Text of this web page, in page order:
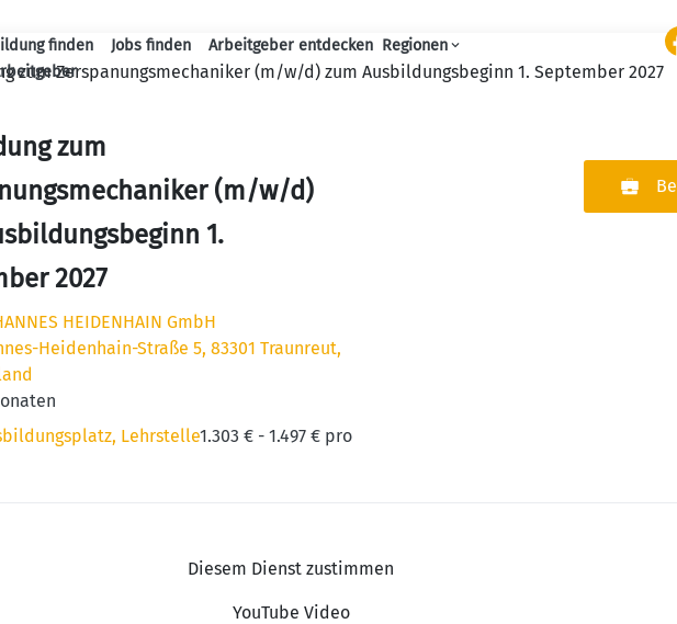
Haupt-Navigation
finden Jobs finden Arbeitgeber entdecken Regionen
zum Zerspanungsmechaniker (m/w/d) zum Ausbildungsbeginn 1. September 2027
zum
(m/w/d)
1.
2027
HEIDENHAIN GmbH
Heidenhain-Straße 5, 83301 Traunreut,
:
Lehrstelle1.303 € - 1.497 € pro
Diesem Dienst zustimmen
YouTube Video